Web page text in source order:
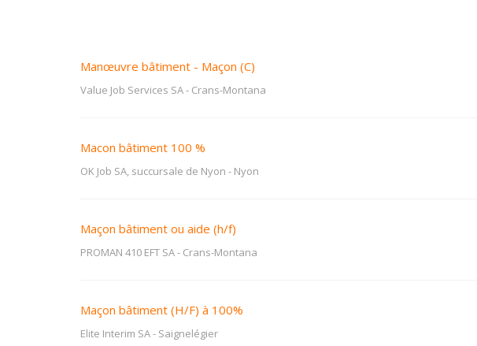
Manœuvre bâtiment - Maçon (C)
Value Job Services SA- Crans-Montana
Macon bâtiment 100 %
OK Job SA, succursale de Nyon - Nyon
Maçon bâtiment ou aide (h/f)
PROMAN 410 EFT SA- Crans-Montana
Maçon bâtiment (H/F) à 100%
Elite Interim SA- Saignelégier